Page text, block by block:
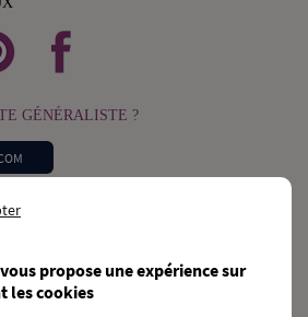
GÉNÉRALISTE ?
?
propose une expérience sur
les cookies